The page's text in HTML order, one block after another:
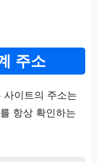
주소
사이트의 주소는
항상 확인하는